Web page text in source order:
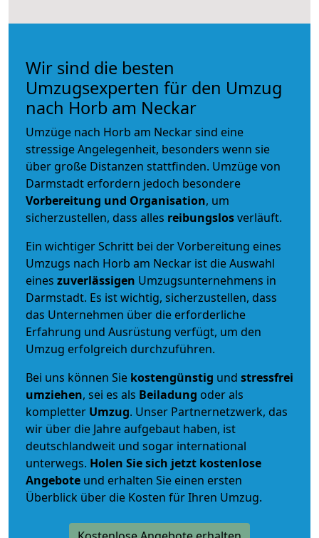
Wir sind die besten
Umzugsexperten für den Umzug
nach Horb am Neckar
Umzüge nach Horb am Neckar sind eine
stressige Angelegenheit, besonders wenn sie
über große Distanzen stattfinden. Umzüge von
Darmstadt erfordern jedoch besondere
Vorbereitung und Organisation, um
sicherzustellen, dass alles reibungslosverläuft.
Ein wichtiger Schritt bei der Vorbereitung eines
Umzugs nach Horb am Neckar ist die Auswahl
eines zuverlässigen Umzugsunternehmens in
Darmstadt. Es ist wichtig, sicherzustellen, dass
das Unternehmen über die erforderliche
Erfahrung und Ausrüstung verfügt, um den
Umzug erfolgreich durchzuführen.
Bei uns können Sie kostengünstig und stressfrei
umziehen, sei es als Beiladung oder als
kompletter Umzug. Unser Partnernetzwerk, das
wir über die Jahre aufgebaut haben, ist
deutschlandweit und sogar international
unterwegs. Holen Sie sich jetzt kostenlose
Angebote und erhalten Sie einen ersten
Überblick über die Kosten für Ihren Umzug.